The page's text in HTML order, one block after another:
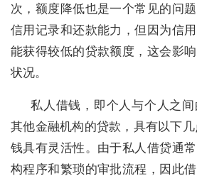
次，额度降低也是一个常见的问
信用记录和还款能力，但因为信
能获得较低的贷款额度，这会影
状况。
私人借钱，即个人与个人之
其他金融机构的贷款，具有以下
钱具有灵活性。由于私人借贷通
构程序和繁琐的审批流程，因此